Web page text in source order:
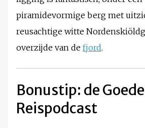
piramidevormige berg met
reusachtige witte
overzijde van de fjord.
Bonustip: de Goede
Reispodcast